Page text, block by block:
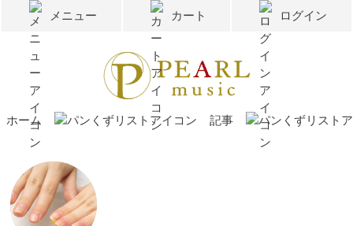
メニュー カート ログイン
ホーム 記事